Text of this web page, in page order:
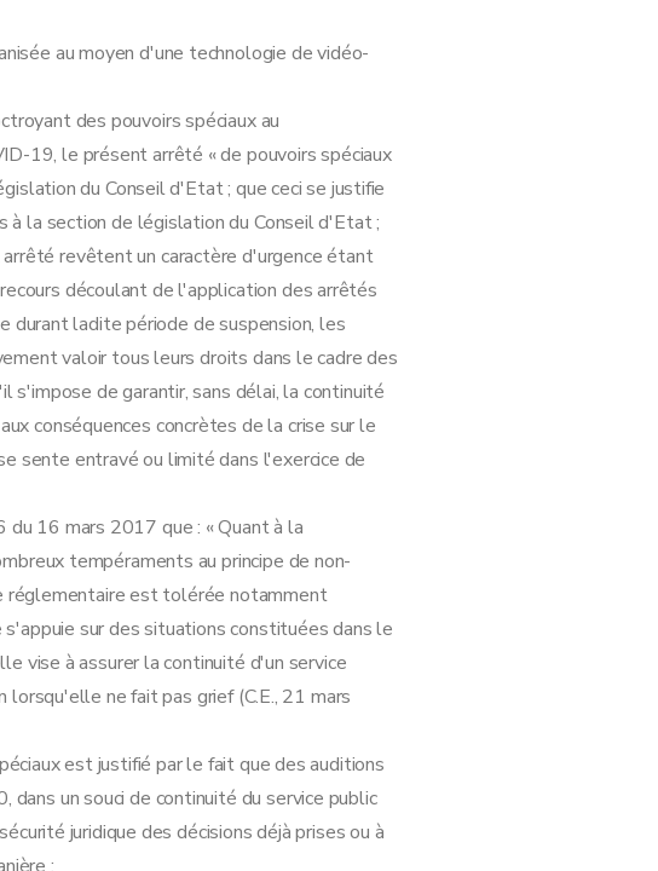
au moyen d'une technologie de vidéo-
des pouvoirs spéciaux au
19, le présent arrêté « de pouvoirs spéciaux
du Conseil d'Etat ; que ceci se justifie
la section de législation du Conseil d'Etat ;
revêtent un caractère d'urgence étant
découlant de l'application des arrêtés
durant ladite période de suspension, les
valoir tous leurs droits dans le cadre des
s'impose de garantir, sans délai, la continuité
conséquences concrètes de la crise sur le
sente entravé ou limité dans l'exercice de
16 mars 2017 que : « Quant à la
tempéraments au principe de non-
réglementaire est tolérée notamment
sur des situations constituées dans le
vise à assurer la continuité d'un service
ne fait pas grief (C.E., 21 mars
est justifié par le fait que des auditions
un souci de continuité du service public
juridique des décisions déjà prises ou à